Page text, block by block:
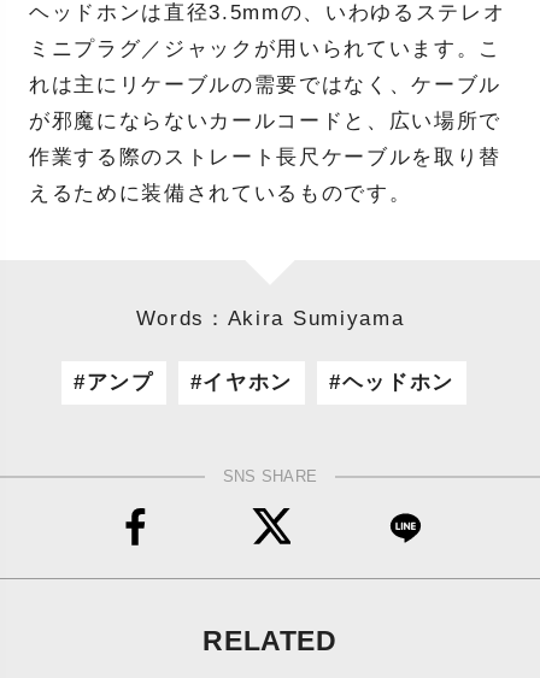
ヘッドホンは直径3.5mmの、いわゆるステレオ
ミニプラグ／ジャックが用いられています。こ
れは主にリケーブルの需要ではなく、ケーブル
が邪魔にならないカールコードと、広い場所で
作業する際のストレート長尺ケーブルを取り替
えるために装備されているものです。
Words：Akira Sumiyama
アンプ イヤホン ヘッドホン
SNS SHARE
RELATED